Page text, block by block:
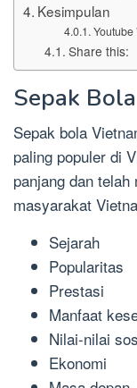
Kesimpulan
Youtube
Share this:
Sepak
Sepak bola
paling populer di
panjang dan
masyarakat
Sejarah
Popularitas
Prestasi
Manfaat
Nilai-nilai
Ekonomi